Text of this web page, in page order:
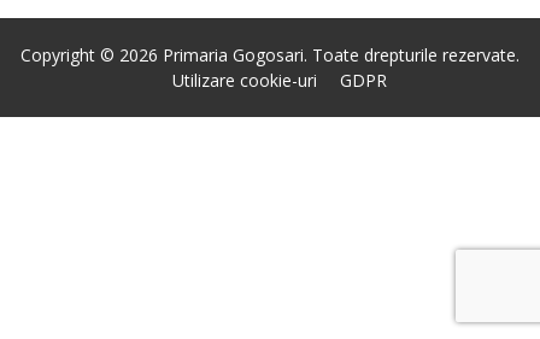
Copyright © 2026 Primaria Gogosari. Toate drepturile rezervate.
Utilizare cookie-uri
GDPR